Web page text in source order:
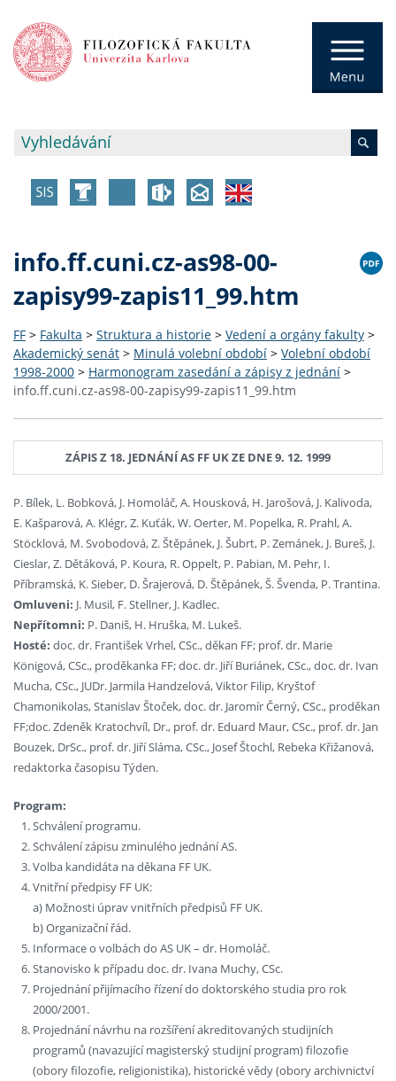
info.ff.cuni.cz-as98-00-
zapisy99-zapis11_99.htm
FF > Fakulta > Struktura a historie > Vedení a orgány fakulty >
Akademický senát > Minulá volební období > Volební období
1998-2000 > Harmonogram zasedání a zápisy z jednání >
info.ff.cuni.cz-as98-00-zapisy99-zapis11_99.htm
ZÁPIS Z 18. JEDNÁNÍ AS FF UK ZE DNE 9. 12. 1999
P. Bílek, L. Bobková, J. Homoláč, A. Housková, H. Jarošová, J. Kalivoda,
E. Kašparová, A. Klégr, Z. Kuťák, W. Oerter, M. Popelka, R. Prahl, A.
Stöcklová, M. Svobodová, Z. Štěpánek, J. Šubrt, P. Zemánek, J. Bureš, J.
Cieslar, Z. Dětáková, P. Koura, R. Oppelt, P. Pabian, M. Pehr, I.
Příbramská, K. Sieber, D. Šrajerová, D. Štěpánek, Š. Švenda, P. Trantina.
Omluveni: J. Musil, F. Stellner, J. Kadlec.
Nepřítomni: P. Daniš, H. Hruška, M. Lukeš.
Hosté: doc. dr. František Vrhel, CSc., děkan FF; prof. dr. Marie
Königová, CSc., proděkanka FF; doc. dr. Jiří Buriánek, CSc., doc. dr. Ivan
Mucha, CSc., JUDr. Jarmila Handzelová, Viktor Filip, Kryštof
Chamonikolas, Stanislav Štoček, doc. dr. Jaromír Černý, CSc., proděkan
FF;doc. Zdeněk Kratochvíl, Dr., prof. dr. Eduard Maur, CSc., prof. dr. Jan
Bouzek, DrSc., prof. dr. Jiří Sláma, CSc., Josef Štochl, Rebeka Křižanová,
redaktorka časopisu Týden.
Program:
Schválení programu.
Schválení zápisu zminulého jednání AS.
Volba kandidáta na děkana FF UK.
Vnitřní předpisy FF UK:
a) Možnosti úprav vnitřních předpisů FF UK.
b) Organizační řád.
Informace o volbách do AS UK – dr. Homoláč.
Stanovisko k případu doc. dr. Ivana Muchy, CSc.
Projednání přijímacího řízení do doktorského studia pro rok
2000/2001.
Projednání návrhu na rozšíření akreditovaných studijních
programů (navazující magisterský studijní program) filozofie
(obory filozofie, religionistika), historické vědy (obory archivnictví